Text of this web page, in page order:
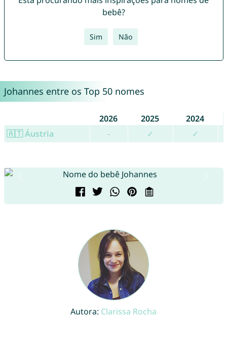
bebê?
Sim Não
Johannes entre os Top 50 nomes
2026 2025
2024
🇦🇹 Áustria
- ✓ ✓
Autora: Clarissa Rocha